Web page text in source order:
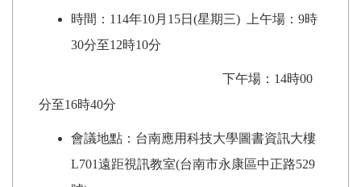
時間：114年10月15日(星期三) 上午場：9時
30分至12時10分
下午場：14時00
分至16時40分
會議地點：台南應用科技大學圖書資訊大樓
L701遠距視訊教室(台南市永康區中正路529